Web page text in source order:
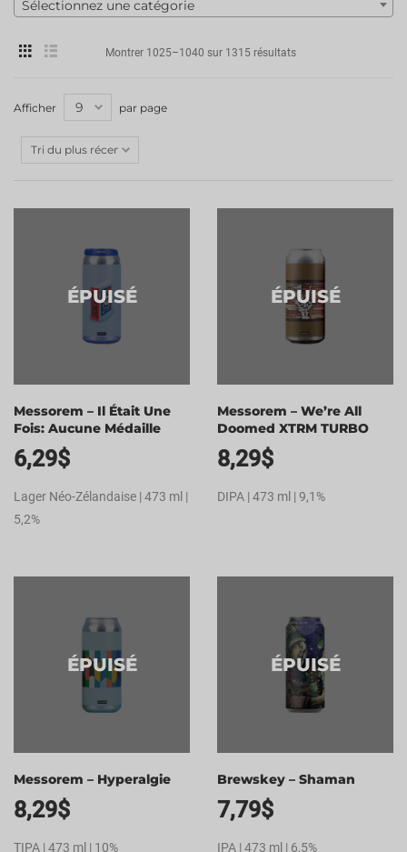
Sélectionnez une catégorie
Montrer 1025–1040 sur 1315 résultats
Afficher par page
ÉPUISÉ
Messorem – Il Était Une
Fois: Aucune Médaille
6,29$
Lager Néo-Zélandaise | 473 ml |
5,2%
ÉPUISÉ
Messorem – We’re All
Doomed XTRM TURBO
8,29$
DIPA | 473 ml | 9,1%
ÉPUISÉ
Messorem – Hyperalgie
8,29$
TIPA | 473 ml | 10%
ÉPUISÉ
Brewskey – Shaman
7,79$
IPA | 473 ml | 6,5%